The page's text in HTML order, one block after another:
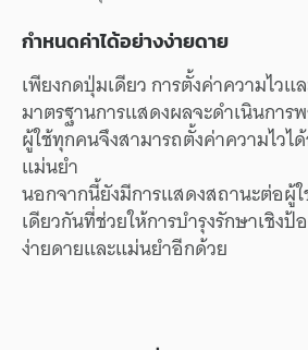
กำหนดค่าได้อย่างง่ายดาย
เพียงกดปุ่มเดียว การตั้งค่าความไวแ
มาตรฐานการแสดงผลจะดำเนินการ
ผู้ใช้ทุกคนจึงสามารถตั้งค่าความไวไ
แม่นยำ
นอกจากนี้ยังมีการแสดงสถานะต่อผู้
เดียวกันที่ช่วยให้การบำรุงรักษาเชิงป้
ง่ายดายและแม่นยำอีกด้วย